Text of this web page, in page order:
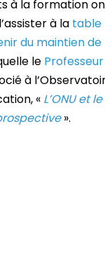
à la formation
à la table
du maintien
le
à
« L’ONU et
».